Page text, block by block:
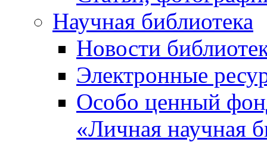
Научная библиотека
Новости
Электронные
Особо ценный
«Личная научная